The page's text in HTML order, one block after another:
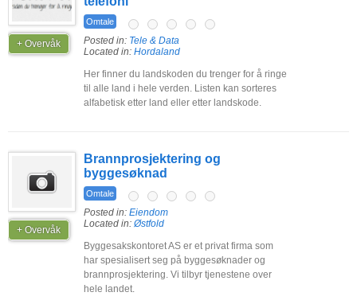
+ Overvåk
Omtale
Posted in: Tele & Data
Located in: Hordaland
Her finner du landskoden du trenger for å ringe
til alle land i hele verden. Listen kan sorteres
alfabetisk etter land eller etter landskode.
+ Overvåk
Brannprosjektering og
byggesøknad
Omtale
Posted in: Eiendom
Located in: Østfold
Byggesakskontoret AS er et privat firma som
har spesialisert seg på byggesøknader og
brannprosjektering. Vi tilbyr tjenestene over
hele landet.